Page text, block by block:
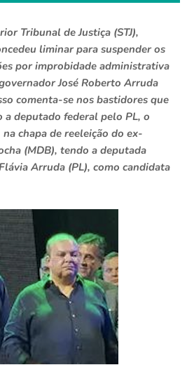
Tribunal de Justiça (STJ),
liminar para suspender os
por improbidade administrativa
José Roberto Arruda
comenta-se nos bastidores que
a deputado federal pelo PL, o
chapa de reeleição do ex-
(MDB), tendo a deputada
Arruda (PL), como candidata